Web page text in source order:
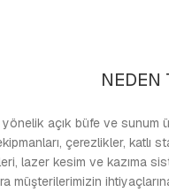
NEDEN
açık büfe ve
çerezlikler,
lazer kesim ve kazıma
müşterilerimizin